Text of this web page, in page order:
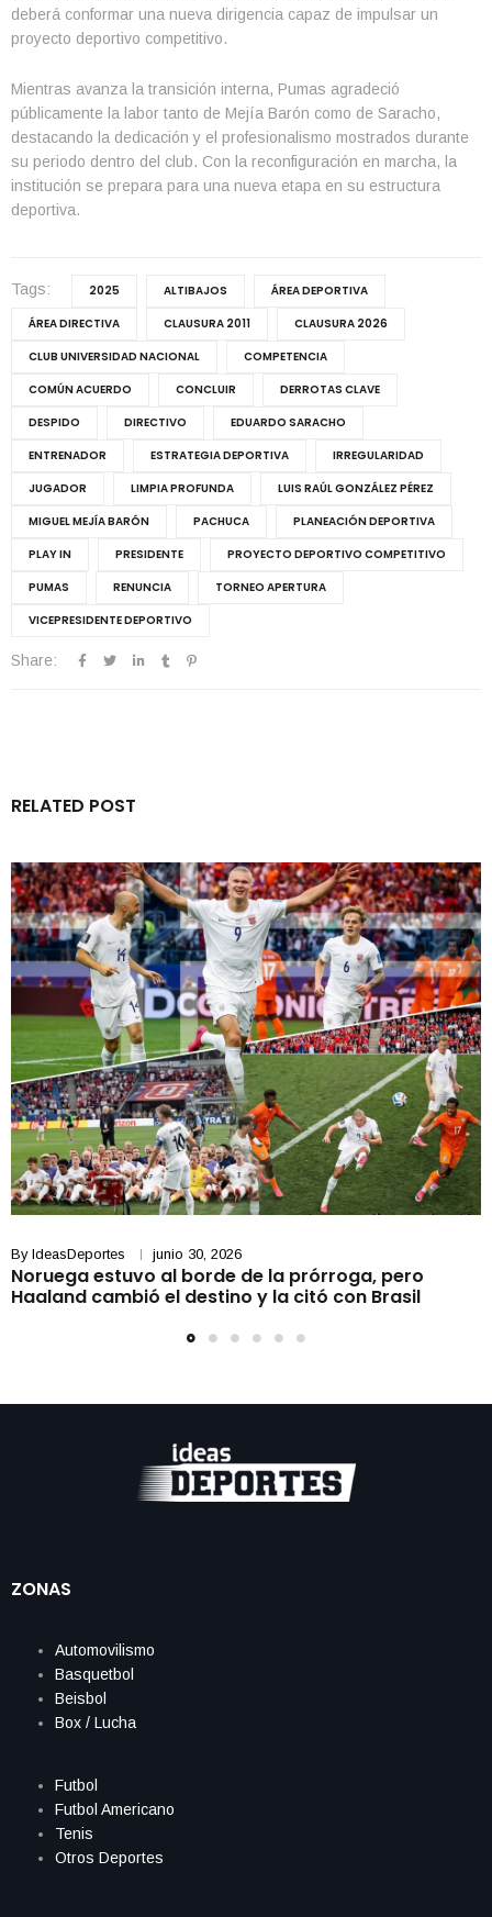
deberá conformar una nueva dirigencia capaz de impulsar un
proyecto deportivo competitivo.
Mientras avanza la transición interna, Pumas agradeció
públicamente la labor tanto de Mejía Barón como de Saracho,
destacando la dedicación y el profesionalismo mostrados durante
su periodo dentro del club. Con la reconfiguración en marcha, la
institución se prepara para una nueva etapa en su estructura
deportiva.
Tags: 2025 ALTIBAJOS
ÁREA DEPORTIVA
ÁREA DIRECTIVA
CLAUSURA 2011
CLAUSURA 2026
CLUB UNIVERSIDAD NACIONAL
COMPETENCIA
COMÚN ACUERDO
CONCLUIR
DERROTAS CLAVE
DESPIDO
DIRECTIVO
EDUARDO SARACHO
ENTRENADOR
ESTRATEGIA DEPORTIVA
IRREGULARIDAD
JUGADOR
LIMPIA PROFUNDA
LUIS RAÚL GONZÁLEZ PÉREZ
MIGUEL MEJÍA BARÓN
PACHUCA
PLANEACIÓN DEPORTIVA
PLAY IN
PRESIDENTE
PROYECTO DEPORTIVO COMPETITIVO
PUMAS
RENUNCIA
TORNEO APERTURA
VICEPRESIDENTE DEPORTIVO
Share:
RELATED POST
By IdeasDeportes junio 30, 2026
Noruega estuvo al borde de la prórroga, pero
Haaland cambió el destino y la citó con Brasil
ZONAS
Automovilismo
Basquetbol
Beisbol
Box / Lucha
Futbol
Futbol Americano
Tenis
Otros Deportes